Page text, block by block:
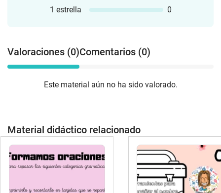
1 estrella
0
Valoraciones (0)Comentarios (0)
Este material aún no ha sido valorado.
Material didáctico relacionado